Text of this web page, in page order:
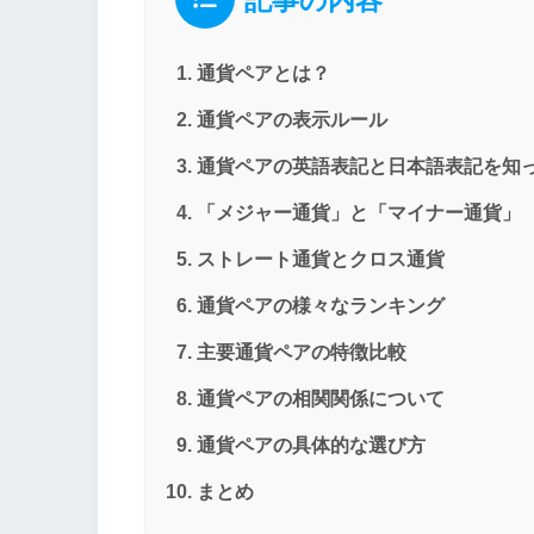
通貨ペアとは？
通貨ペアの表示ルール
通貨ペアの英語表記と日本語表記を知
「メジャー通貨」と「マイナー通貨」
ストレート通貨とクロス通貨
通貨ペアの様々なランキング
主要通貨ペアの特徴比較
通貨ペアの相関関係について
通貨ペアの具体的な選び方
まとめ